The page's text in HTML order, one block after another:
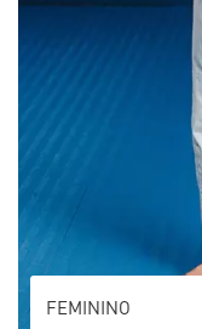
FEMININO